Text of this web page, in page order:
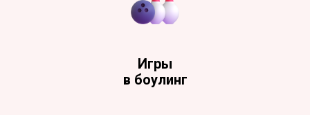
Игры
в боулинг